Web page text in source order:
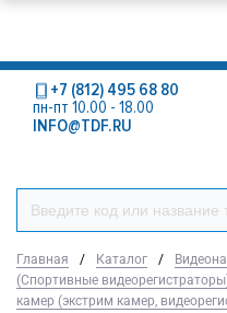
+7 (812) 495 68 80
пн-пт 10.00 - 18.00
INFO@TDF.RU
Главная / Каталог /
(Спортивные
камер (экстрим камер,